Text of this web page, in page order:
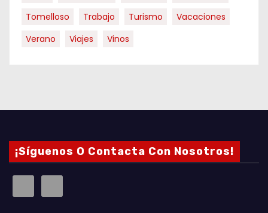
Tomelloso
Trabajo Turismo
Vacaciones
Verano
Viajes Vinos
¡Síguenos O Contacta Con Nosotros!